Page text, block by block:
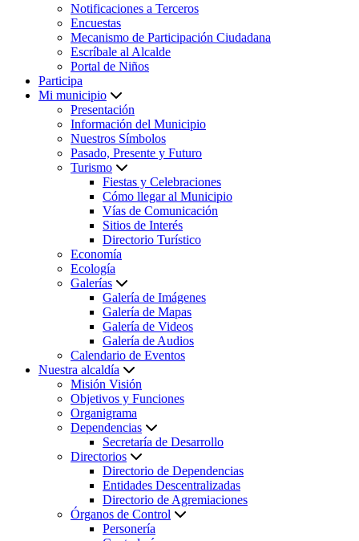
Notificaciones a Terceros
Encuestas
Mecanismo de Participación Ciudadana
Escríbale al Alcalde
Portal de Niños
Participa
Mi municipio
Presentación
Información del Municipio
Nuestros Símbolos
Pasado, Presente y Futuro
Turismo
Fiestas y Celebraciones
Cómo llegar al Municipio
Vías de Comunicación
Sitios de Interés
Directorio Turístico
Economía
Ecología
Galerías
Galería de Imágenes
Galería de Mapas
Galería de Videos
Galería de Audios
Calendario de Eventos
Nuestra alcaldía
Misión Visión
Objetivos y Funciones
Organigrama
Dependencias
Secretaría de Desarrollo
Directorios
Directorio de Dependencias
Entidades Descentralizadas
Directorio de Agremiaciones
Órganos de Control
Personería